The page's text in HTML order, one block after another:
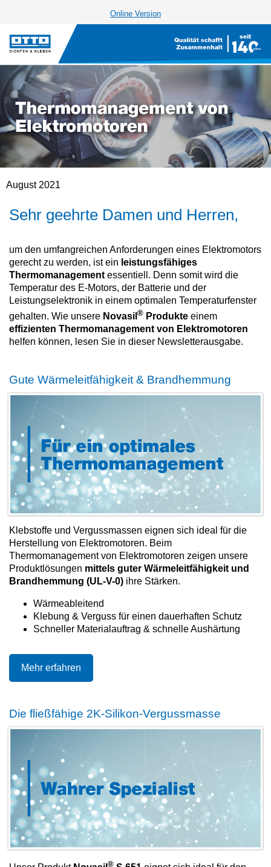
Online Version
August 2021
Sehr geehrte Damen und Herren,
um den umfangreichen Anforderungen eines Elektromotors
gerecht zu werden, ist ein leistungsfähiges
Thermomanagement essentiell. Denn somit wird die
Temperatur des E-Motors, der Batterie und der
Leistungselektronik in einem optimalen Temperaturfenster
gehalten. Wie unsere Novasil ® Produkte einem
effizienten Thermomanagement von Elektromotoren
helfen können, lesen Sie in dieser Newsletterausgabe.
Gute Wärmeleitfähigkeit & Brandhemmung
Klebstoffe und Vergussmassen eignen sich ideal für die
Herstellung von Elektromotoren. Beim
Thermomanagement von Elektromotoren zeigen unsere
Produktlösungen mittels guter Wärmeleitfähigkeit und
Brandhemmung (UL-V-0) ihre Stärken.
Wärmeableitend
Klebung & Verguss für einen dauerhaften Schutz
Schneller Materialauftrag & schnelle Aushärtung
Mehr erfahren
Die fließfähige 2K-Silikon-Vergussmasse
®